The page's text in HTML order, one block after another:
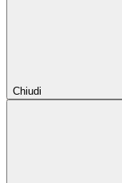
Chiudi